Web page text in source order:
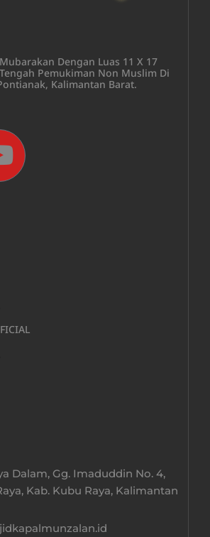
Dengan Luas 11 X 17
Pemukiman Non Muslim Di
Kalimantan Barat.
Dalam, Gg. Imaduddin No. 4,
Kab. Kubu Raya, Kalimantan